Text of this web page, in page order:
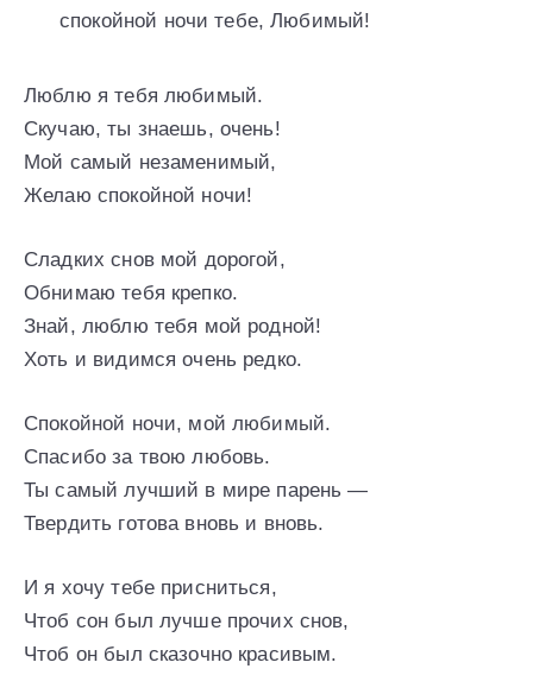
спокойной ночи тебе, Любимый!
Люблю я тебя любимый.
Скучаю, ты знаешь, очень!
Мой самый незаменимый,
Желаю спокойной ночи!
Сладких снов мой дорогой,
Обнимаю тебя крепко.
Знай, люблю тебя мой родной!
Хоть и видимся очень редко.
Спокойной ночи, мой любимый.
Спасибо за твою любовь.
Ты самый лучший в мире парень —
Твердить готова вновь и вновь.
И я хочу тебе присниться,
Чтоб сон был лучше прочих снов,
Чтоб он был сказочно красивым.